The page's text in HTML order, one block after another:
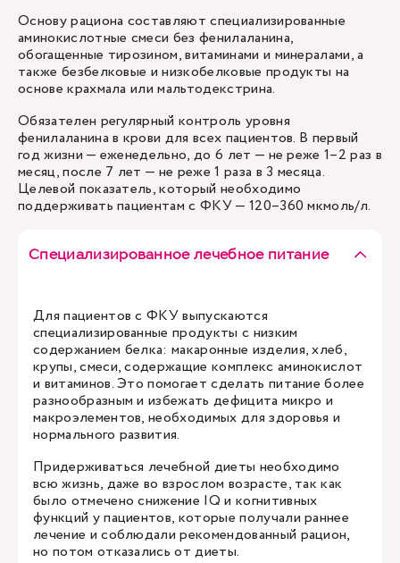
Основу рациона составляют специализированные
аминокислотные смеси без фенилаланина,
обогащенные тирозином, витаминами и минералами, а
также безбелковые и низкобелковые продукты на
основе крахмала или мальтодекстрина.
Обязателен регулярный контроль уровня
фенилаланина в крови для всех пациентов. В первый
год жизни — еженедельно, до 6 лет — не реже 1–2 раз в
месяц, после 7 лет — не реже 1 раза в 3 месяца.
Целевой показатель, который необходимо
поддерживать пациентам с ФКУ — 120–360 мкмоль/л.
Специализированное лечебное питание
Для пациентов с ФКУ выпускаются
специализированные продукты с низким
содержанием белка: макаронные изделия, хлеб,
крупы, смеси, содержащие комплекс аминокислот
и витаминов. Это помогает сделать питание более
разнообразным и избежать дефицита микро и
макроэлементов, необходимых для здоровья и
нормального развития.
Придерживаться лечебной диеты необходимо
всю жизнь, даже во взрослом возрасте, так как
было отмечено снижение IQ и когнитивных
функций у пациентов, которые получали раннее
лечение и соблюдали рекомендованный рацион,
но потом отказались от диеты.